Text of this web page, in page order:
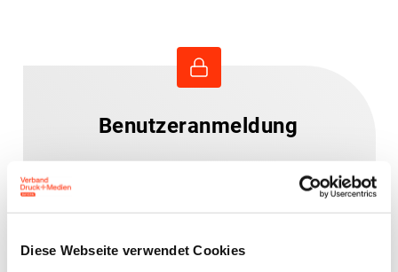
Diese Webseite verwendet Cookies
Benutzeranmeldung
Website anzumelden.